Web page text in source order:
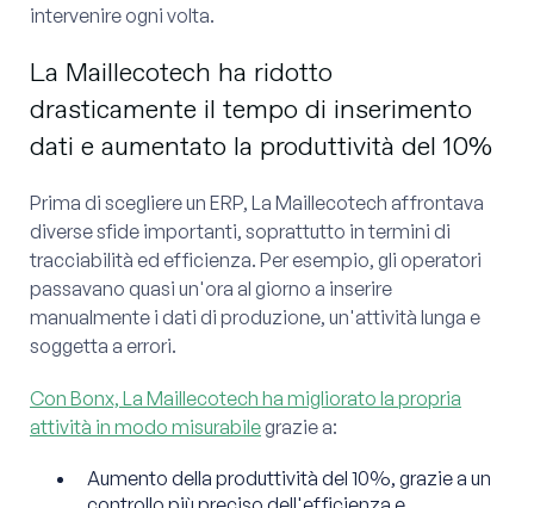
intervenire ogni volta.
La Maillecotech ha ridotto
drasticamente il tempo di inserimento
dati e aumentato la produttività del 10%
Prima di scegliere un ERP, La Maillecotech affrontava
diverse sfide importanti, soprattutto in termini di
tracciabilità ed efficienza. Per esempio, gli operatori
passavano quasi un'ora al giorno a inserire
manualmente i dati di produzione, un'attività lunga e
soggetta a errori.
Con Bonx, La Maillecotech ha migliorato la propria
attività in modo misurabilegrazie a:
Aumento della produttività del 10%, grazie a un